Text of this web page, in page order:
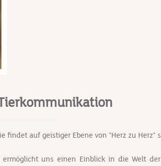
findet auf geistiger Ebene von "Herz zu Herz"
uns einen Einblick in die Welt